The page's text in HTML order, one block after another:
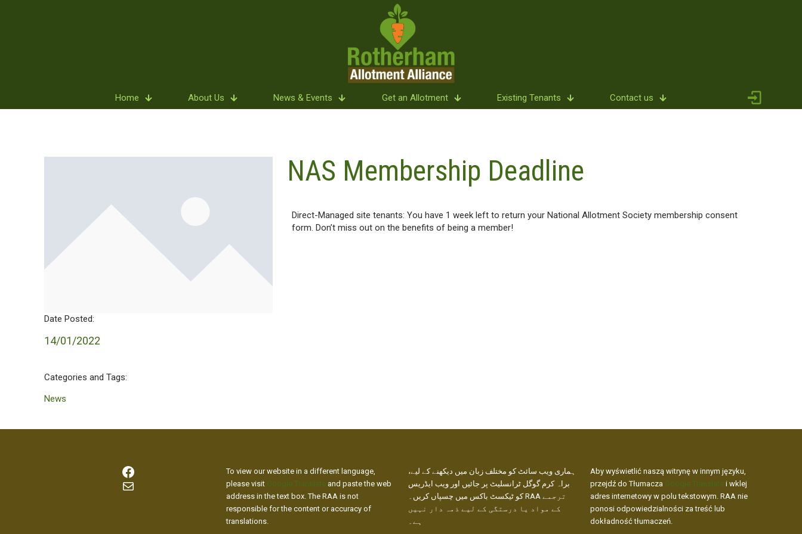
Home About Us News & Events Get an Allotment Existing Tenants Contact us
Date Posted:
14/01/2022
Categories and Tags:
News
NAS Membership Deadline
Direct-Managed site tenants: You have 1 week left to return your National Allotment Society membership consent
form. Don’t miss out on the benefits of being a member!
Facebook
Mail
To view our website in a different language,
please visit Google Translate and paste the web
address in the text box. The RAA is not
responsible for the content or accuracy of
translations.
ہماری ویب سائٹ کو مختلف زبان میں دیکھنے کے لیے،
براہ کرم گوگل ٹرانسلیٹ پر جائیں اور ویب ایڈریس
کو ٹیکسٹ باکس میں چسپاں کریں۔ RAA ترجمے
کے مواد یا درستگی کے لیے ذمہ دار نہیں
ہے۔
Aby wyświetlić naszą witrynę w innym języku,
przejdź do Tłumacza Google Translate i wklej
adres internetowy w polu tekstowym. RAA nie
ponosi odpowiedzialności za treść lub
dokładność tłumaczeń.